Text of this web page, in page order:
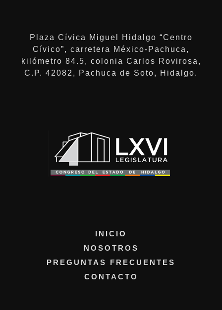
Plaza Cívica Miguel Hidalgo “Centro
Cívico”, carretera México-Pachuca,
kilómetro 84.5, colonia Carlos Rovirosa,
C.P. 42082, Pachuca de Soto, Hidalgo.
INICIO
NOSOTROS
PREGUNTAS FRECUENTES
CONTACTO